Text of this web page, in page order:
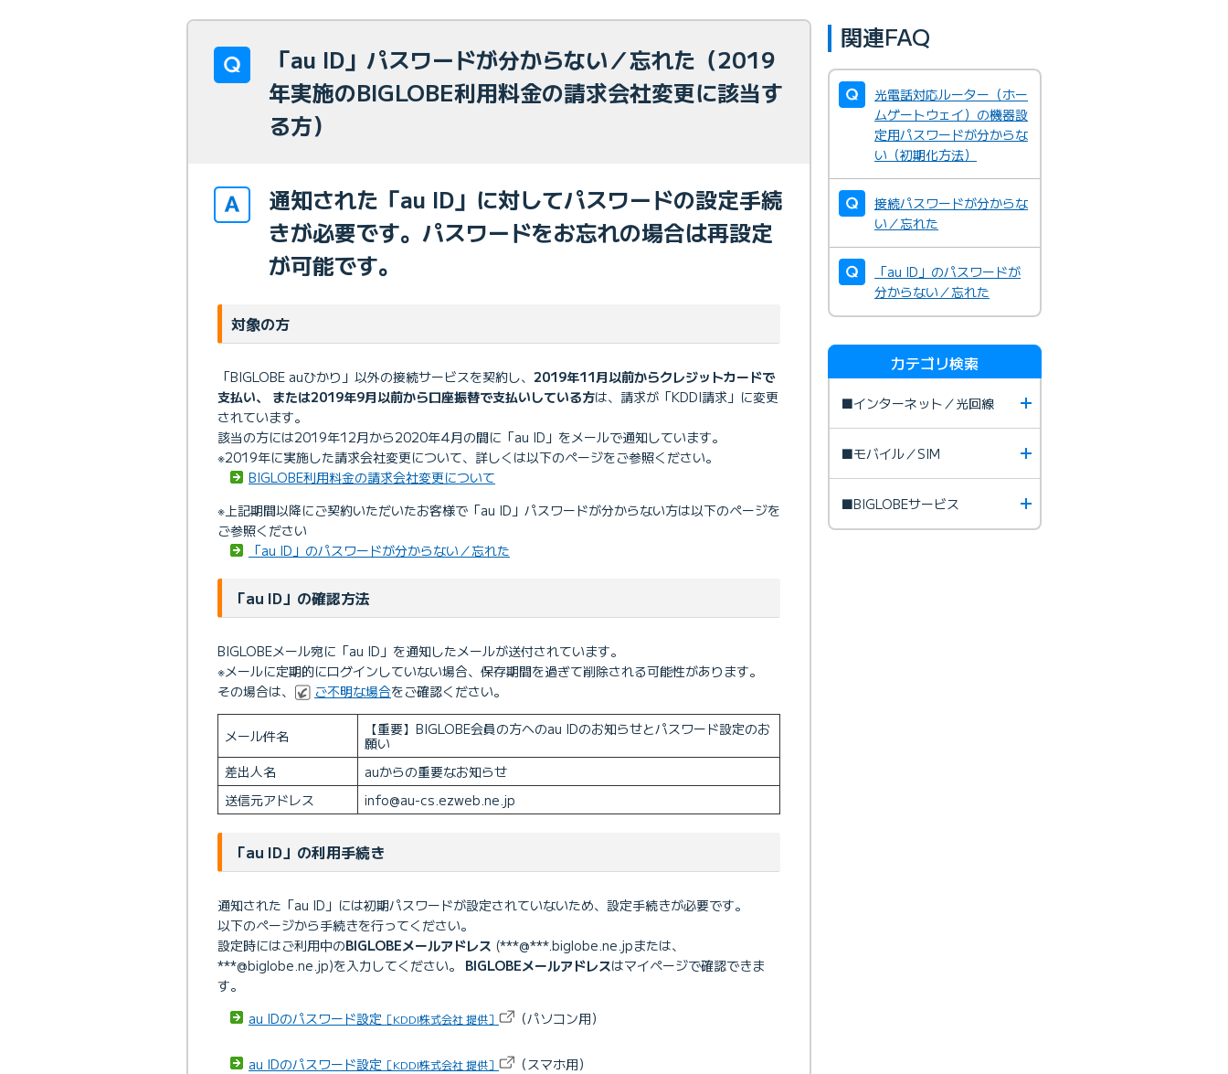
「au ID」パスワードが分からない／忘れた（2019
年実施のBIGLOBE利用料金の請求会社変更に該当す
る方）
通知された「au ID」に対してパスワードの設定手続
きが必要です。パスワードをお忘れの場合は再設定
が可能です。
対象の方
「BIGLOBE auひかり」以外の接続サービスを契約し、 2019年11月以前からクレジットカードで
支払い、 または2019年9月以前から口座振替で支払いしている方は、請求が「KDDI請求」に変更
されています。
該当の方には2019年12月から2020年4月の間に「au ID」をメールで通知しています。
※2019年に実施した請求会社変更について、詳しくは以下のページをご参照ください。
BIGLOBE利用料金の請求会社変更について
※上記期間以降にご契約いただいたお客様で「au ID」パスワードが分からない方は以下のページを
ご参照ください
「au ID」のパスワードが分からない／忘れた
「au ID」の確認方法
BIGLOBEメール宛に「au ID」を通知したメールが送付されています。
※メールに定期的にログインしていない場合、保存期間を過ぎて削除される可能性があります。
その場合は、
ご不明な場合をご確認ください。
メール件名
【重要】BIGLOBE会員の方へのau IDのお知らせとパスワード設定のお
願い
差出人名
auからの重要なお知らせ
送信元アドレス
info@au-cs.ezweb.ne.jp
「au ID」の利用手続き
通知された「au ID」には初期パスワードが設定されていないため、設定手続きが必要です。
以下のページから手続きを行ってください。
設定時にはご利用中のBIGLOBEメールアドレス (***@***.biglobe.ne.jpまたは、
***@biglobe.ne.jp)を入力してください。 BIGLOBEメールアドレスはマイページで確認できま
す。
au IDのパスワード設定 ［KDDI株式会社 提供］ （パソコン用）
au IDのパスワード設定 ［KDDI株式会社 提供］ （スマホ用）
関連FAQ
光電話対応ルーター（ホー
ムゲートウェイ）の機器設
定用パスワードが分からな
い（初期化方法）
接続パスワードが分からな
い／忘れた
「au ID」のパスワードが
分からない／忘れた
カテゴリ検索
■インターネット／光回線
■モバイル／SIM
■BIGLOBEサービス